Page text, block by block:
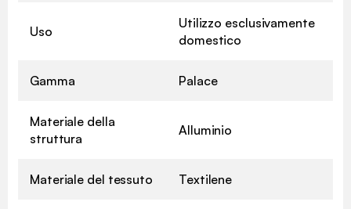
Uso
Utilizzo esclusivamente
domestico
Gamma Palace
Materiale della
struttura
Alluminio
Materiale del tessuto Textilene